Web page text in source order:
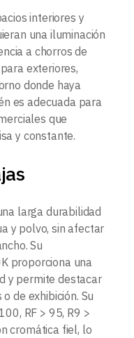
interiores y
una iluminación
a chorros de
exteriores,
donde haya
es adecuada para
que
y constante.
larga durabilidad
y polvo, sin afectar
Su
proporciona una
y permite destacar
de exhibición. Su
RF > 95, R9 >
cromática fiel, lo